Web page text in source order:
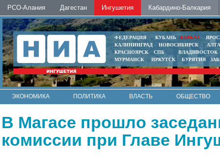
РСО-Алания Дагестан Ингушетия Кабардино-Балкария
ФЕДЕРАЦИЯ КУБАНЬ КАВКАЗ
КАЛИНИНГРАД
НОВОСИБИРСК
КРАСНОЯРСК
СПБ
ВЛАДИВОСТОК
МУРМАНСК
ИРКУТСК БУРЯТИЯ
ЭКОНОМИКА ПОЛИТИКА ВЛАСТЬ
ОБЩЕСТВО
В Магасе прошло
комиссии при Главе